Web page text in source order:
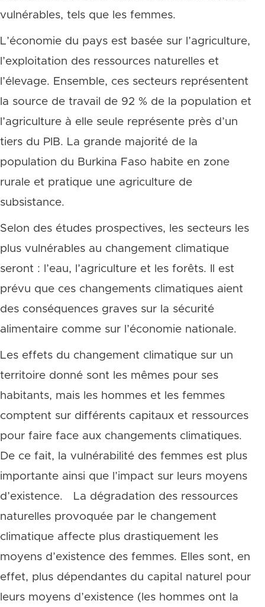
vulnérables, tels que les femmes.
L’économie du pays est basée sur l’agriculture,
l’exploitation des ressources naturelles et
l’élevage. Ensemble, ces secteurs représentent
la source de travail de 92 % de la population et
l’agriculture à elle seule représente près d’un
tiers du PIB. La grande majorité de la
population du Burkina Faso habite en zone
rurale et pratique une agriculture de
subsistance.
Selon des études prospectives, les secteurs les
plus vulnérables au changement climatique
seront : l’eau, l’agriculture et les forêts. Il est
prévu que ces changements climatiques aient
des conséquences graves sur la sécurité
alimentaire comme sur l’économie nationale.
Les effets du changement climatique sur un
territoire donné sont les mêmes pour ses
habitants, mais les hommes et les femmes
comptent sur différents capitaux et ressources
pour faire face aux changements climatiques.
De ce fait, la vulnérabilité des femmes est plus
importante ainsi que l’impact sur leurs moyens
d’existence. La dégradation des ressources
naturelles provoquée par le changement
climatique affecte plus drastiquement les
moyens d’existence des femmes. Elles sont, en
effet, plus dépendantes du capital naturel pour
leurs moyens d’existence (les hommes ont la